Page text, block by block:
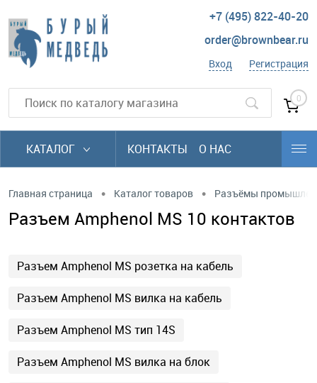
+7 (495) 822-40-20
order@brownbear.ru
Вход Регистрация
0
КАТАЛОГ КОНТАКТЫ О НАС
Главная страница • Каталог товаров • Разъёмы
Разъем Amphenol MS 10 контактов
Разъем Amphenol MS розетка на кабель
Разъем Amphenol MS вилка на кабель
Разъем Amphenol MS тип 14S
Разъем Amphenol MS вилка на блок